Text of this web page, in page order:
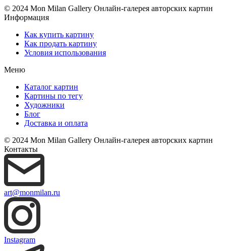
© 2024 Mon Milan Gallery Онлайн-галерея авторских картин
Информация
Как купить картину
Как продать картину
Условия использования
Меню
Каталог картин
Картины по тегу
Художники
Блог
Доставка и оплата
© 2024 Mon Milan Gallery Онлайн-галерея авторских картин
Контакты
art@monmilan.ru
Instagram